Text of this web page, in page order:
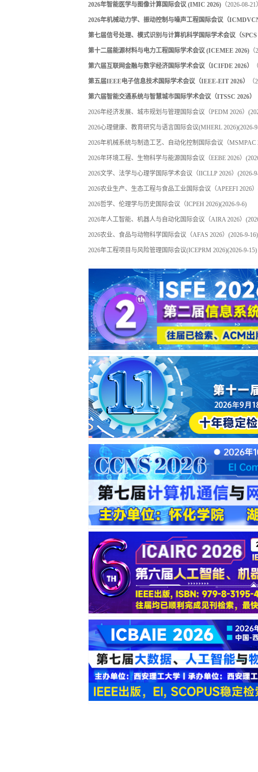
2026年智能医学与图像计算国际会议 (IMIC 2026) （2026-08-21）
2026年机械动力学、振动控制与噪声工程国际会议（
第七届信号处理、模式识别与计算机科学国际学术会议（SPCS
第十二届能源材料与电力工程国际学术会议 (ICEMEE 2026)
第六届互联网金融与数字经济国际学术会议（ICIFDE 2026）
第五届IEEE电子信息技术国际学术会议（IEEE-EIT 2026）
第六届智能交通系统与智慧城市国际学术会议（ITSSC 2026）
2026年经济发展、城市规划与管理国际会议（PEDM 2026）
2026心理健康、教育研究与语言国际会议(MHERL 2026)(2026-
2026年机械系统与制造工艺、自动化控制国际会议（MSMPAC
2026年环境工程、生物科学与能源国际会议（EEBE 2026）
2026文学、法学与心理学国际学术会议（IICLLP 2026） (2026-
2026农业生产、生态工程与食品工业国际会议（APEEFI 2026）
2026哲学、伦理学与历史国际会议（ICPEH 2026)(2026-9-6)
2026年人工智能、机器人与自动化国际会议（AIRA 2026）
2026农业、食品与动物科学国际会议（AFAS 2026） (2026-9-16)
2026年工程项目与风险管理国际会议(ICEPRM 2026)(2026-9-15)